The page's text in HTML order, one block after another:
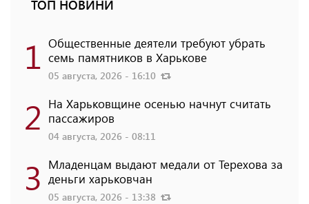
ТОП НОВИНИ
1 Общественные деятели требуют убрать
семь памятников в Харькове
05 августа, 2026 - 16:10
2 На Харьковщине осенью начнут считать
пассажиров
04 августа, 2026 - 08:11
3 Младенцам выдают медали от Терехова за
деньги харьковчан
05 августа, 2026 - 13:38